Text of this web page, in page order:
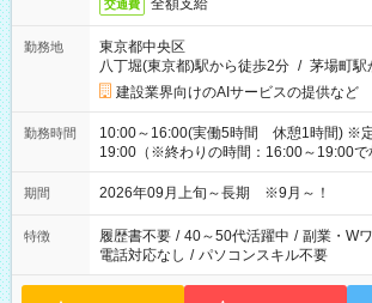
交通費 全額支給
勤務地
東京都中央区
八丁堀(東京都)駅から徒歩2分 / 茅場町駅
建設業界向けのAIサービスの提供など
勤務時間
10:00～16:00(実働5時間 休憩1時間) ※
19:00（※終わりの時間：16:00～19:00で
期間 2026年09月上旬～長期 ※9月～！
特徴 履歴書不要 / 40～50代活躍中 / 副業・W
電話対応なし / パソコンスキル不要